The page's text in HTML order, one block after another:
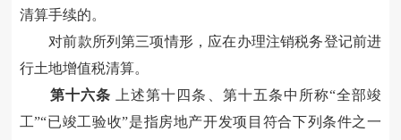
清算手续的。
对前款所列第三项情形，应在办理注销税务登记前进
行土地增值税清算。
第十六条
上述第十四条、第十五条中所称“全部竣
工”“已竣工验收”是指房地产开发项目符合下列条件之一